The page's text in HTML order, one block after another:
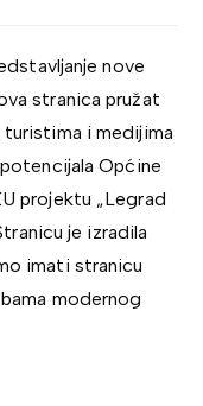
nove
stranica pružat
i medijima
Općine
projektu „Legrad
je izradila
imati stranicu
modernog